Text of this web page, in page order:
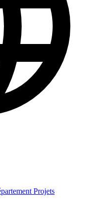
Projets